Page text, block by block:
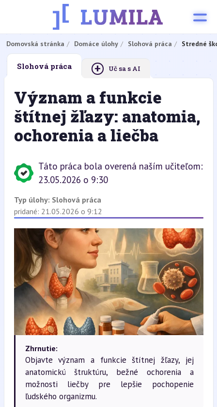
Domovská stránka Domáce úlohy Slohová práca Stredné
Slohová práca + Uč sa s AI
Význam a funkcie
štítnej žľazy: anatomia,
ochorenia a liečba
Táto práca bola overená naším učiteľom:
23.05.2026 o 9:30
Typ úlohy: Slohová práca
pridané: 21.05.2026 o 9:12
Zhrnutie:
Objavte význam a funkcie štítnej žľazy, jej
anatomickú štruktúru, bežné ochorenia a
možnosti liečby pre lepšie pochopenie
ľudského organizmu.